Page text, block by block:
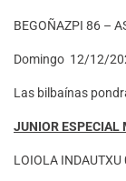
BEGOÑAZPI 86 –
Domingo 12/12/
Las bilbaínas
JUNIOR ESPECIAL
LOIOLA